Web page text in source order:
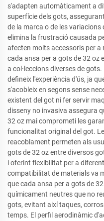
s'adapten automàticament a
superfície dels gots,
de la marca o de les
elimina la frustració causada
afecten molts accessoris per a
cada ansa per a gots de 32 oz
a col·leccions diverses de
defineix l'experiència d'ús, ja
s'acobleix en segons sense
existent del got ni fer servir
disseny no invasiva assegura
32 oz mai comprometi les
funcionalitat original del got.
reacoblament permeten als
gots de 32 oz entre diversos
i oferint flexibilitat per a
compatibilitat de materials va
que cada ansa per a gots de
químicament neutres que no
gots, evitant així taques,
temps. El perfil aerodinàmic